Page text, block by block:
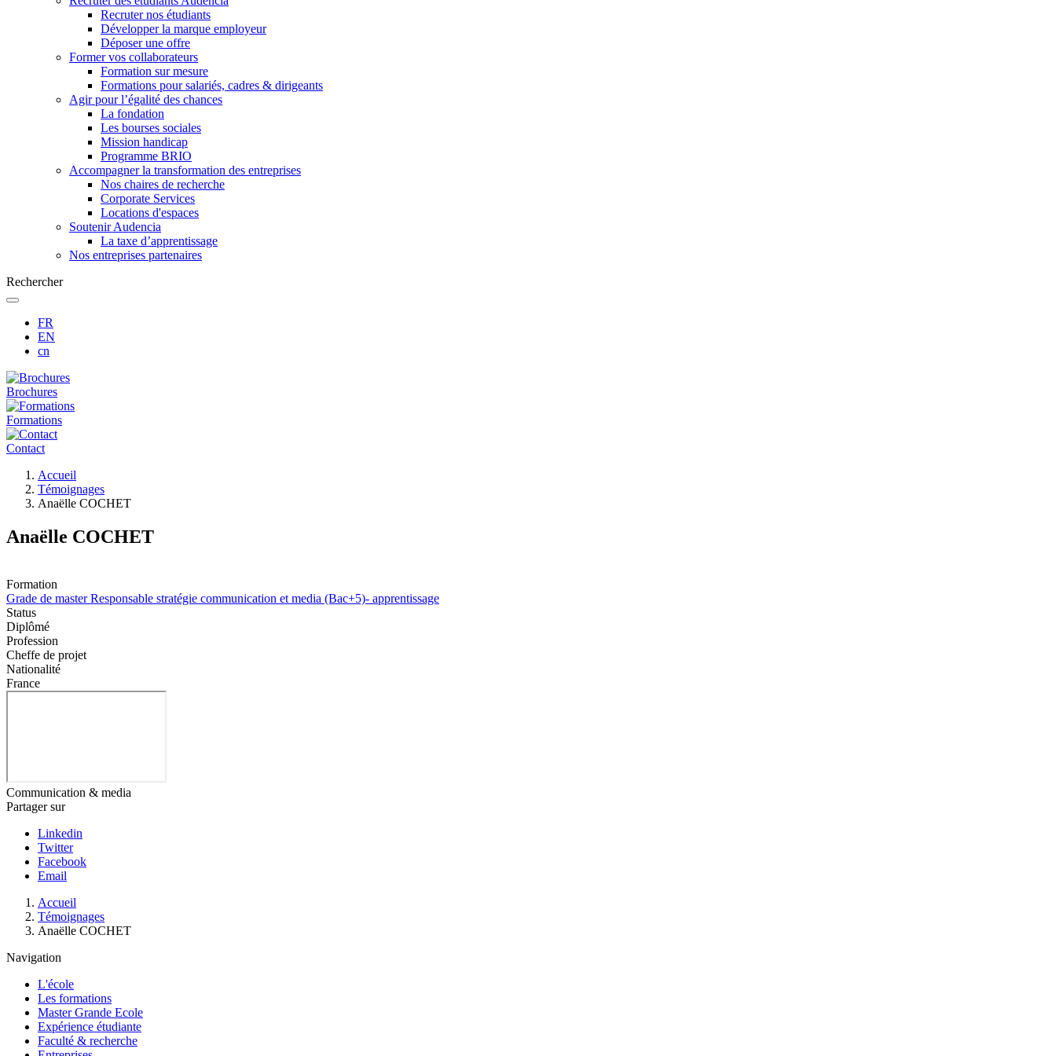
Recruter nos étudiants
Développer la marque employeur
Déposer une offre
Former vos collaborateurs
Formation sur mesure
Formations pour salariés, cadres & dirigeants
Agir pour l’égalité des chances
La fondation
Les bourses sociales
Mission handicap
Programme BRIO
Accompagner la transformation des entreprises
Nos chaires de recherche
Corporate Services
Locations d'espaces
Soutenir Audencia
La taxe d’apprentissage
Nos entreprises partenaires
Rechercher
FR
EN
cn
Brochures
Formations
Contact
d'Ariane
Accueil
Témoignages
Anaëlle COCHET
Anaëlle COCHET
Formation
Grade de master Responsable stratégie communication et media (Bac+5)- apprentissage
Status
Diplômé
Profession
Cheffe de projet
Nationalité
France
Communication & media
Partager sur
Linkedin
Twitter
Facebook
Email
d'Ariane
Accueil
Témoignages
Anaëlle COCHET
Navigation
L'école
Les formations
Master Grande Ecole
Expérience étudiante
Faculté & recherche